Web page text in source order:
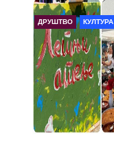
ДРУШТВО КУЛТУРА